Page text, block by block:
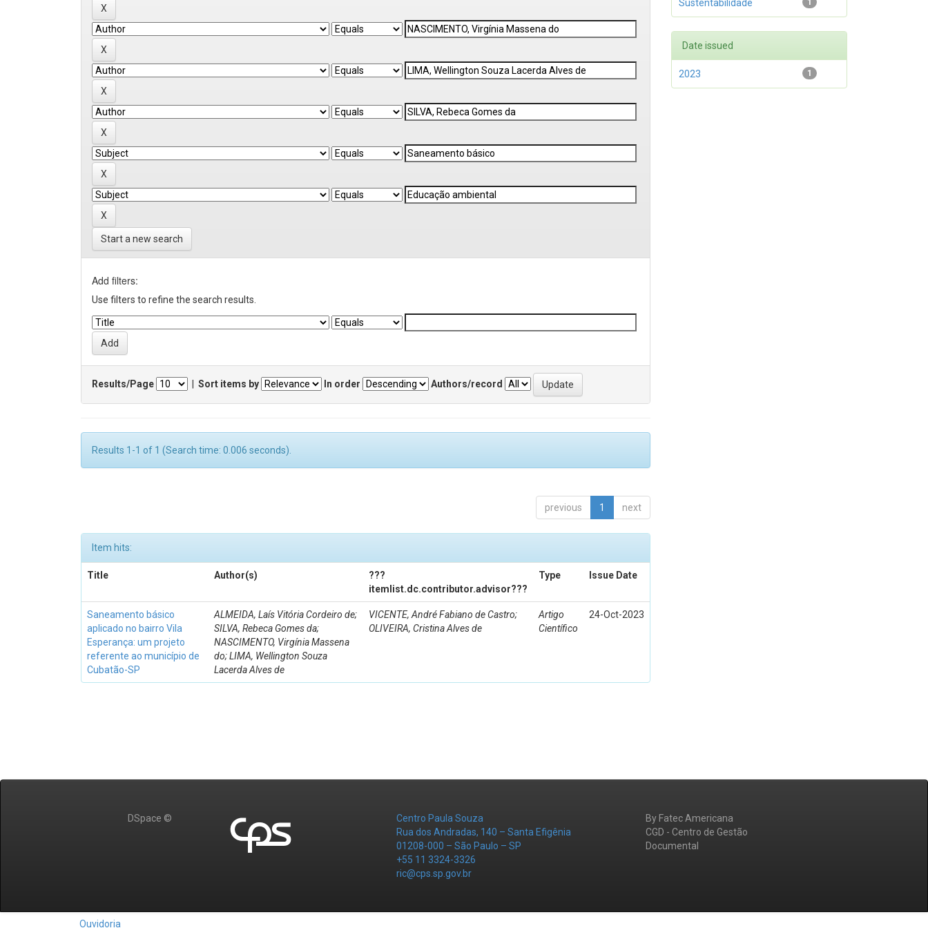
Start a new search
Add filters:
Use filters to refine the search results.
Results/Page Sort items by In order Authors/record
Results 1-1 of 1 (Search time: 0.006 seconds).
previous 1 next
Item hits:
Title Author(s)
???
itemlist.dc.contributor.advisor???
Type Issue Date
Saneamento básico
aplicado no bairro Vila
Esperança: um projeto
referente ao município de
Cubatão-SP
ALMEIDA, Laís Vitória Cordeiro de;
SILVA, Rebeca Gomes da;
NASCIMENTO, Virgínia Massena
do; LIMA, Wellington Souza
Lacerda Alves de
VICENTE, André Fabiano de Castro;
OLIVEIRA, Cristina Alves de
Artigo
Científico
24-Oct-2023
1
Sustentabilidade
Date issued
1
2023
DSpace ©
Centro Paula Souza
Rua dos Andradas, 140 – Santa Efigênia
01208-000 – São Paulo – SP
+55 11 3324-3326
ric@cps.sp.gov.br
By Fatec Americana
CGD - Centro de Gestão
Documental
Ouvidoria